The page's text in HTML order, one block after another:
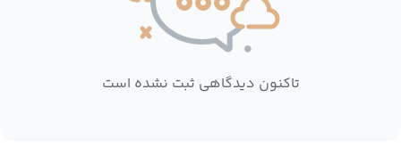
تاکنون دیدگاهی ثبت نشده است